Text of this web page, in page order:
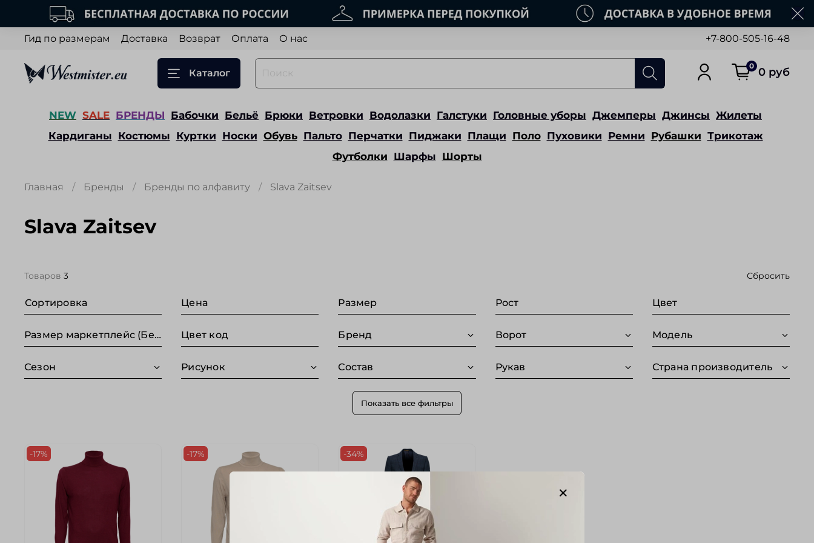
Гид по размерам Доставка Возврат Оплата О нас +7-800-505-16-48
Каталог
0 0 руб
NEW SALE БРЕНДЫ Бабочки Бельё Брюки Ветровки Водолазки Галстуки Головные уборы Джемперы Джинсы Жилеты
Кардиганы Костюмы Куртки Носки Обувь Пальто Перчатки Пиджаки Плащи Поло Пуховики Ремни Рубашки Трикотаж
Футболки Шарфы Шорты
Главная Бренды Бренды по алфавиту Slava Zaitsev
Slava Zaitsev
Товаров 3 Сбросить
Сортировка Цена Размер Рост Цвет
Размер маркетплейс (Без категории) Цвет код Бренд Ворот Модель
Сезон Рисунок Состав Рукав Страна производитель
Показать все фильтры
-17% -17% -34%